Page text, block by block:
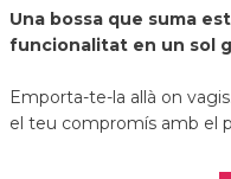
Una bossa que suma
funcionalitat en un sol
Emporta-te-la allà on
el teu compromís amb el